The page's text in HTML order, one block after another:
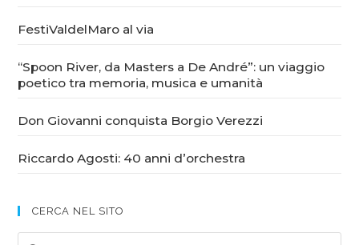
FestiValdelMaro al via
“Spoon River, da Masters a De André”: un viaggio
poetico tra memoria, musica e umanità
Don Giovanni conquista Borgio Verezzi
Riccardo Agosti: 40 anni d’orchestra
CERCA NEL SITO